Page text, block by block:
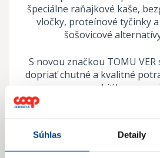
Súhlas Detaily
špeciálne raňajkové kaše,
vločky, proteínové tyčinky
šošovicové
S novou značkou TOMU
dopriať chutné a kvalitné
robiť